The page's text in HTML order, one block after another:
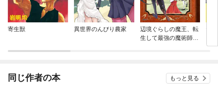
寄生獣 異世界のんびり農家
辺境ぐらしの魔王、転
生して最強の魔術師に
同じ作者の本 もっと見る